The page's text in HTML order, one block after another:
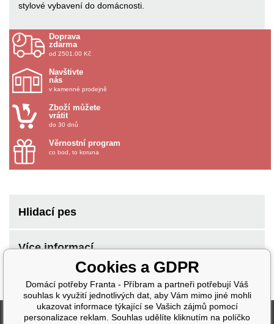
stylové vybavení do domácnosti.
Doprava
zdarma
od 2501.00 Kč
Navštivte
nás
v kamenné prodejně
Zboží můžete
vrátit
do 30 dnů
Věrnostní program
co bod, to koruna
Hlidací pes
Více informací
Fakturační údaje
Cookies a GDPR
Domácí potřeby Franta - Příbram a partneři potřebují Váš
souhlas k využití jednotlivých dat, aby Vám mimo jiné mohli
ukazovat informace týkající se Vašich zájmů pomocí
personalizace reklam. Souhlas udělíte kliknutím na políčko